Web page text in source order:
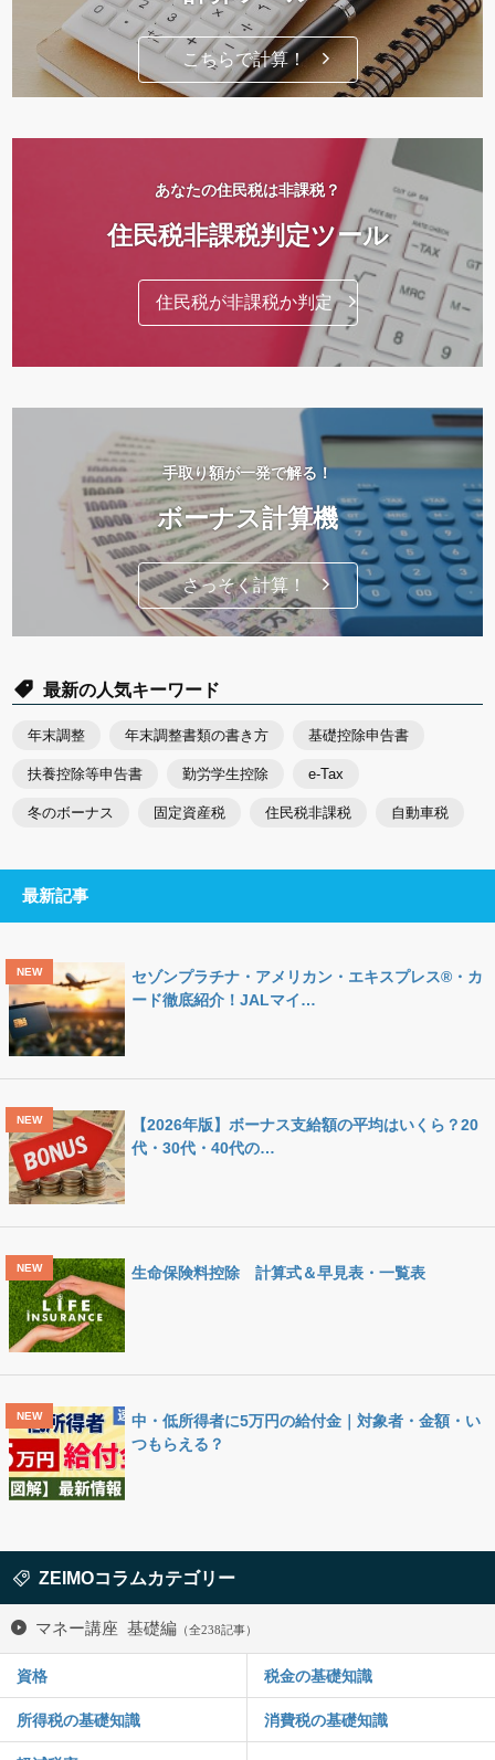
こちらで計算！
あなたの住民税は非課税？
住民税非課税判定ツール
住民税が非課税か判定
手取り額が一発で解る！
ボーナス計算機
さっそく計算！
最新の人気キーワード
年末調整 年末調整書類の書き方 基礎控除申告書
扶養控除等申告書 勤労学生控除 e-Tax
冬のボーナス 固定資産税 住民税非課税 自動車税
最新記事
セゾンプラチナ・アメリカン・エキスプレス®・カ
ード徹底紹介！JALマイ…
【2026年版】ボーナス支給額の平均はいくら？20
代・30代・40代の…
生命保険料控除 計算式＆早見表・一覧表
中・低所得者に5万円の給付金｜対象者・金額・い
つもらえる？
ZEIMOコラムカテゴリー
マネー講座 基礎編 （全238記事）
資格 税金の基礎知識
所得税の基礎知識 消費税の基礎知識